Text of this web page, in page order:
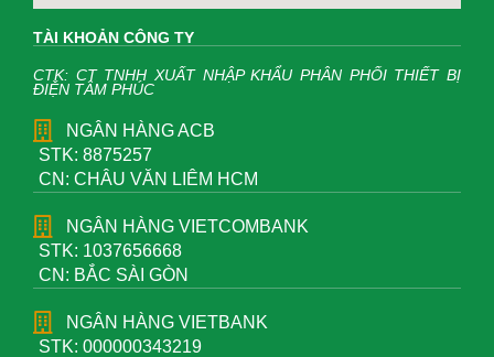
TÀI KHOẢN CÔNG TY
CTK: CT TNHH XUẤT NHẬP KHẨU PHÂN PHỐI THIẾT BỊ
ĐIỆN TÂM PHÚC
NGÂN HÀNG ACB
STK: 8875257
CN: CHÂU VĂN LIÊM HCM
NGÂN HÀNG VIETCOMBANK
STK: 1037656668
CN: BẮC SÀI GÒN
NGÂN HÀNG VIETBANK
STK: 000000343219